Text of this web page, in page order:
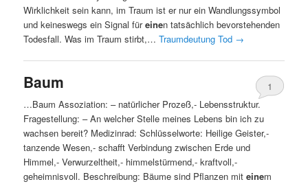
Wirklichkeit sein kann, im Traum ist er nur ein Wandlungssymbol
und keineswegs ein Signal füreinen tatsächlich bevorstehenden
Todesfall. Was im Traum stirbt,…Traumdeutung Tod →
Baum
1
…Baum Assoziation: – natürlicher Prozeß,- Lebensstruktur.
Fragestellung: – An welcher Stelle meines Lebens bin ich zu
wachsen bereit? Medizinrad: Schlüsselworte: Heilige Geister,-
tanzende Wesen,- schafft Verbindung zwischen Erde und
Himmel,- Verwurzeltheit,- himmelstürmend,- kraftvoll,-
geheimnisvoll. Beschreibung: Bäume sind Pflanzen miteinem